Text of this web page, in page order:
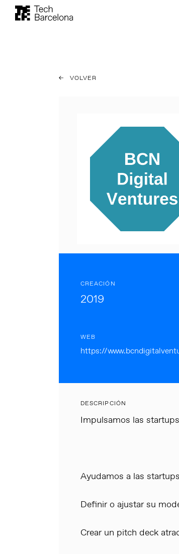
VOLVER
CREACIÓN
2019
WEB
https://
DESCRIPCIÓN
Impulsamos las
Ayudamos a las
Definir o ajustar su
Crear un pitch deck